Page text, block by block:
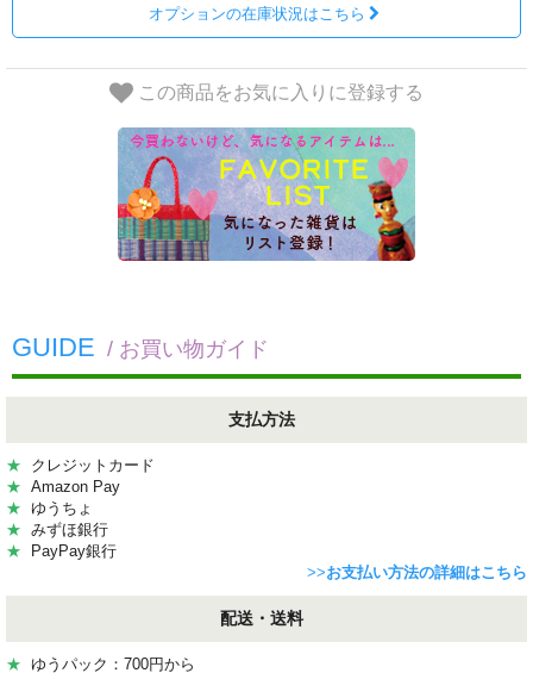
オプションの在庫状況はこちら
この商品をお気に入りに登録する
GUIDE / お買い物ガイド
支払方法
★ クレジットカード
★ Amazon Pay
★ ゆうちょ
★ みずほ銀行
★ PayPay銀行
>>お支払い方法の詳細はこちら
配送・送料
★ ゆうパック：700円から